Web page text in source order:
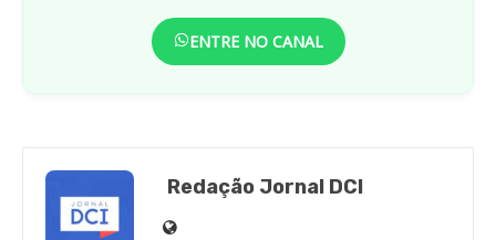
ENTRE NO CANAL
Redação Jornal DCI
Site